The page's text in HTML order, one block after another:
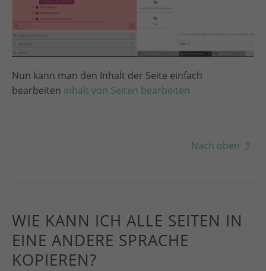
Nun kann man den Inhalt der Seite einfach
bearbeiten Inhalt von Seiten bearbeiten
Nach oben
WIE KANN ICH ALLE SEITEN IN
EINE ANDERE SPRACHE
KOPIEREN?